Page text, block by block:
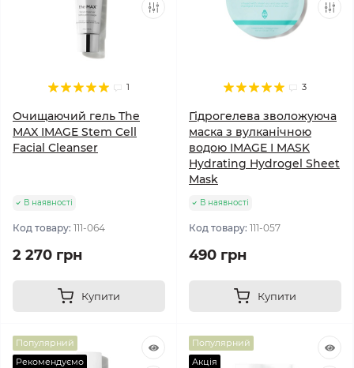
1
Очищаючий гель The
MAX IMAGE Stem Cell
Facial Cleanser
В наявності
Код товару: 111-064
2 270 грн
Купити
3
Гідрогелева зволожуюча
маска з вулканічною
водою IMAGE I MASK
Hydrating Hydrogel Sheet
Mask
В наявності
Код товару: 111-057
490 грн
Купити
Популярний
Рекомендуємо
Популярний
Акція